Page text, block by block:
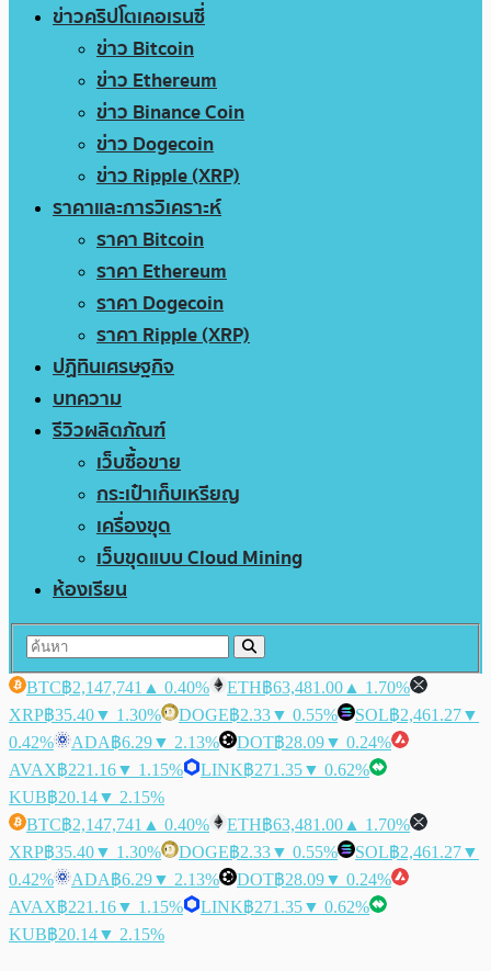
ข่าวคริปโตเคอเรนซี่
ข่าว Bitcoin
ข่าว Ethereum
ข่าว Binance Coin
ข่าว Dogecoin
ข่าว Ripple (XRP)
ราคาและการวิเคราะห์
ราคา Bitcoin
ราคา Ethereum
ราคา Dogecoin
ราคา Ripple (XRP)
ปฏิทินเศรษฐกิจ
บทความ
รีวิวผลิตภัณฑ์
เว็บซื้อขาย
กระเป๋าเก็บเหรียญ
เครื่องขุด
เว็บขุดแบบ Cloud Mining
ห้องเรียน
BTC฿2,147,741 ▲ 0.40% ETH฿63,481.00 ▲ 1.70%
XRP฿35.40▼ 1.30% DOGE฿2.33▼ 0.55% SOL฿2,461.27▼
0.42%
ADA฿6.29▼ 2.13% DOT฿28.09▼ 0.24%
AVAX฿221.16▼ 1.15% LINK฿271.35▼ 0.62%
KUB฿20.14▼ 2.15%
BTC฿2,147,741 ▲ 0.40% ETH฿63,481.00 ▲ 1.70%
XRP฿35.40▼ 1.30% DOGE฿2.33▼ 0.55% SOL฿2,461.27▼
0.42%
ADA฿6.29▼ 2.13% DOT฿28.09▼ 0.24%
AVAX฿221.16▼ 1.15% LINK฿271.35▼ 0.62%
KUB฿20.14▼ 2.15%